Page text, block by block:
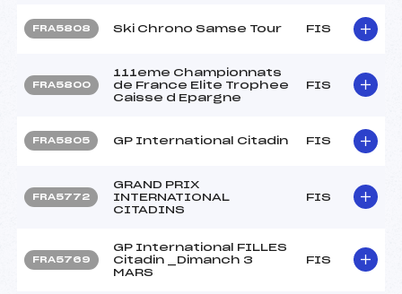
FRA5808 Ski Chrono Samse Tour FIS
FRA5800
111eme Championnats
de France Elite Trophee
Caisse d Epargne
FIS
FRA5805 GP International Citadin FIS
FRA5772
GRAND PRIX
INTERNATIONAL
CITADINS
FIS
FRA5769
GP International FILLES
Citadin _Dimanch 3
MARS
FIS